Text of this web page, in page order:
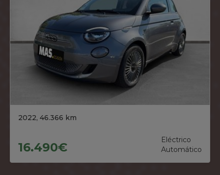
2022, 46.366 km
16.490€
Eléctrico
Automático